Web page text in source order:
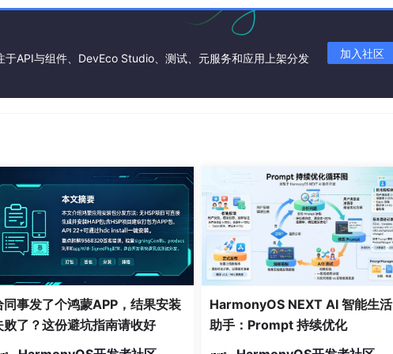
API与组件、DevEco Studio、测试、元服务和应用上架分发
加入社区
同事发了个鸿蒙APP，结果安装
败了？这份避坑指南请收好
HarmonyOS NEXT AI 智能生活
助手：Prompt 持续优化